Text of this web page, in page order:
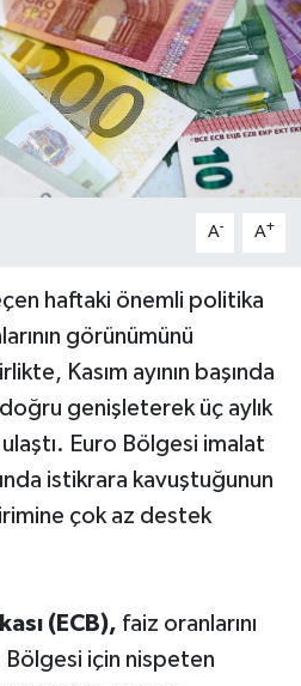
A- A+
haftaki önemli politika
görünümünü
Kasım ayının başında
genişleterek üç aylık
Euro Bölgesi imalat
istikrara kavuştuğunun
çok az destek
(ECB), faiz oranlarını
için nispeten